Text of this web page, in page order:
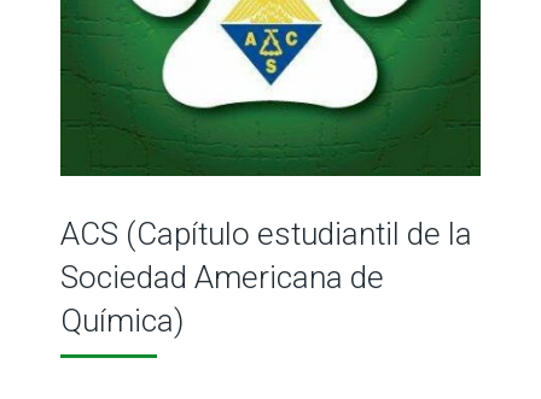
ACS (Capítulo estudiantil de la
Sociedad Americana de
Química)